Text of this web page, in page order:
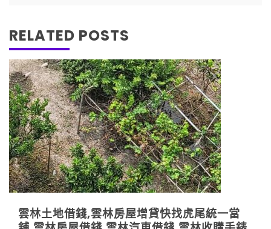
RELATED POSTS
雲林土地借錢,雲林房屋增貸快找虎尾統一當